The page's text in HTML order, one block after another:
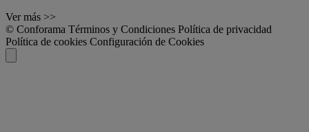
Ver más >>
© Conforama Términos y Condiciones Política de privacidad
Política de cookies Configuración de Cookies